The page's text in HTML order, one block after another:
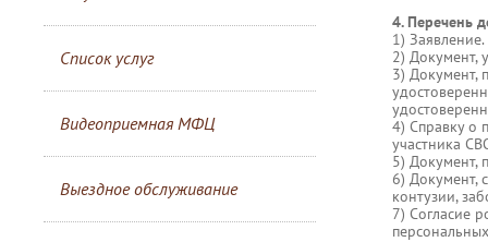
Список услуг
Видеоприемная МФЦ
Выездное обслуживание
4. Перечень
1) Заявление.
2) Документ,
3) Документ,
4) Справку о
участника
5) Документ,
6) Документ,
контузии,
7) Согласие